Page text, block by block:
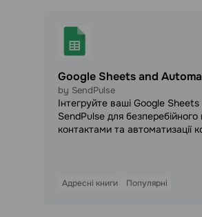
Google Sheets and
by SendPulse
Інтегруйте ваші Google Sheets
SendPulse для безперебійного
контактами та автоматизації
Sheets та хочуть
Адресні книги Популярні